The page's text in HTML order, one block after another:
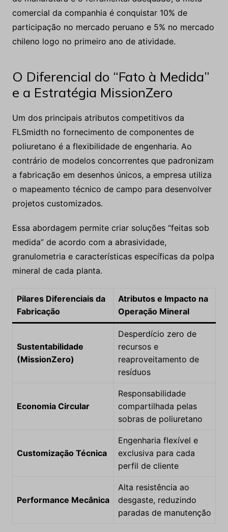
comercial da companhia é conquistar 10% de
participação no mercado peruano e 5% no mercado
chileno logo no primeiro ano de atividade.
O Diferencial do “Fato à Medida”
e a Estratégia MissionZero
Um dos principais atributos competitivos da
FLSmidth no fornecimento de componentes de
poliuretano é a flexibilidade de engenharia. Ao
contrário de modelos concorrentes que padronizam
a fabricação em desenhos únicos, a empresa utiliza
o mapeamento técnico de campo para desenvolver
projetos customizados.
Essa abordagem permite criar soluções “feitas sob
medida” de acordo com a abrasividade,
granulometria e características específicas da polpa
mineral de cada planta.
Pilares Diferenciais da
Fabricação
Atributos e Impacto na
Operação Mineral
Sustentabilidade
(MissionZero)
Desperdício zero de
recursos e
reaproveitamento de
resíduos
Economia Circular
Responsabilidade
compartilhada pelas
sobras de poliuretano
Customização Técnica
Engenharia flexível e
exclusiva para cada
perfil de cliente
Performance Mecânica
Alta resistência ao
desgaste, reduzindo
paradas de manutenção